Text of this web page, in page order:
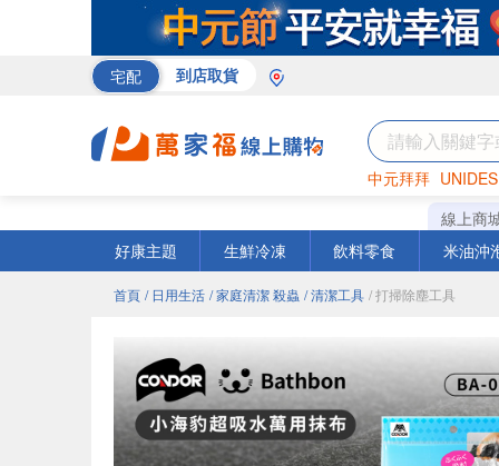
宅配 到店取貨
中元拜拜
罐頭 海苔
線上商
好康主題
生鮮冷凍 飲料零食 米油沖
首頁 / 日用生活 / 家庭清潔 殺蟲 / 清潔工具 / 打掃除塵工具